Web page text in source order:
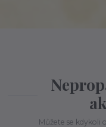
Můžete se kdykoli